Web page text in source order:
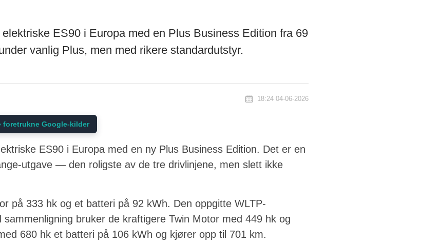
ES90 i Europa med en Plus Business Edition fra 69
vanlig Plus, men med rikere standardutstyr.
18:24 04-06-2026
foretrukne Google-kilder
ES90 i Europa med en ny Plus Business Edition. Det er en
utgave — den roligste av de tre drivlinjene, men slett ikke
på 333 hk og et batteri på 92 kWh. Den oppgitte WLTP-
sammenligning bruker de kraftigere Twin Motor med 449 hk og
680 hk et batteri på 106 kWh og kjører opp til 701 km.